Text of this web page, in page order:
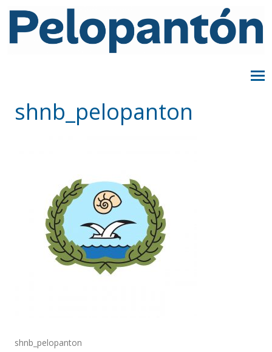
shnb_pelopanton
shnb_pelopanton